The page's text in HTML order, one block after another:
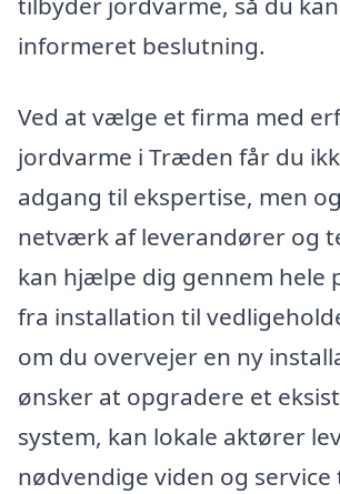
informeret beslutning.
Ved at vælge et firma med
jordvarme i Træden får du
adgang til ekspertise, men
netværk af leverandører og
kan hjælpe dig gennem hele
fra installation til
om du overvejer en ny
ønsker at opgradere et
system, kan lokale aktører
nødvendige viden og service